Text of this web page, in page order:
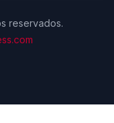
reservados.